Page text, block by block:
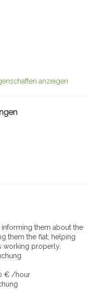
anzeigen
them about the
them the flat, helping
working properly.
€ /hour